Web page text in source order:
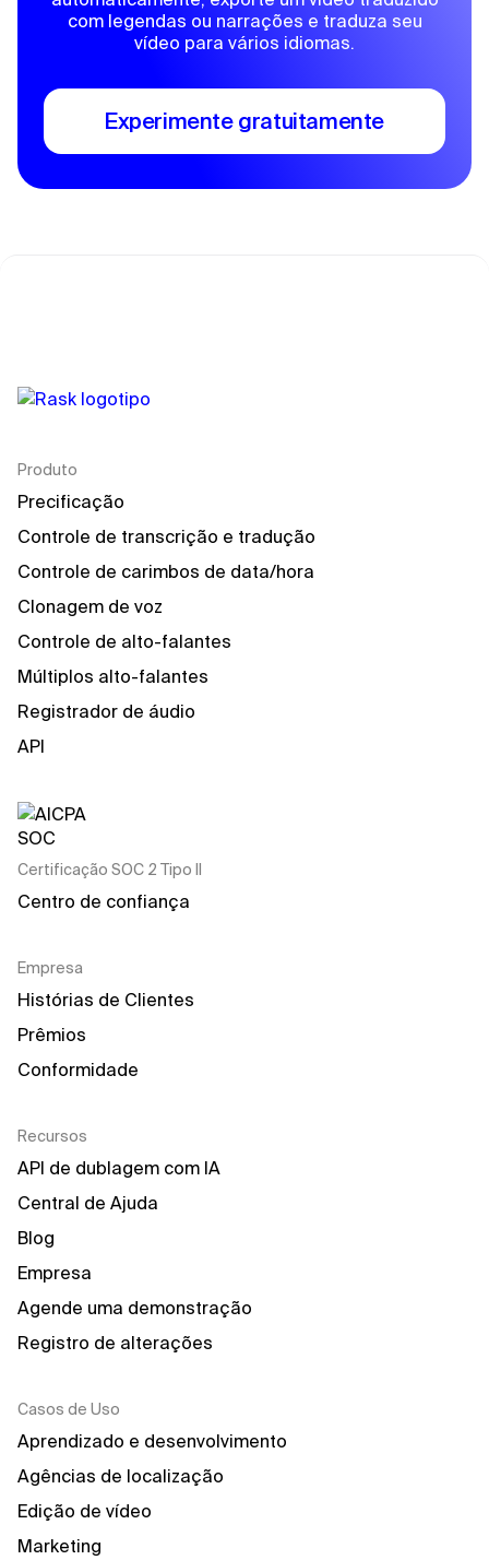
com legendas ou narrações e traduza seu
vídeo para vários idiomas.
Experimente gratuitamente
Produto
Precificação
Controle de transcrição e tradução
Controle de carimbos de data/hora
Clonagem de voz
Controle de alto-falantes
Múltiplos alto-falantes
Registrador de áudio
API
Certificação SOC 2 Tipo II
Centro de confiança
Empresa
Histórias de Clientes
Prêmios
Conformidade
Recursos
API de dublagem com IA
Central de Ajuda
Blog
Empresa
Agende uma demonstração
Registro de alterações
Casos de Uso
Aprendizado e desenvolvimento
Agências de localização
Edição de vídeo
Marketing